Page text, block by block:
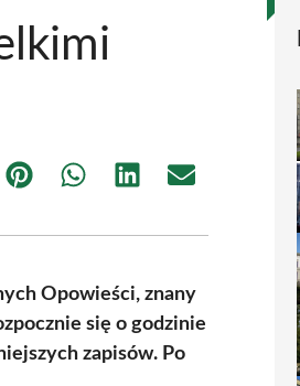
Share Share Share Share
Opowieści, znany
się o godzinie
zapisów. Po